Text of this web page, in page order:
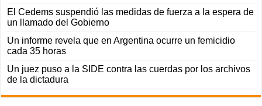
El Cedems suspendió las medidas de fuerza a la espera de
un llamado del Gobierno
Un informe revela que en Argentina ocurre un femicidio
cada 35 horas
Un juez puso a la SIDE contra las cuerdas por los archivos
de la dictadura